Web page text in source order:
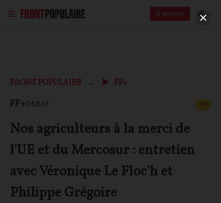
S'abonner
FRONT POPULAIRE FP+
FP+DEBAT FP
Nos agriculteurs à la merci de
l'UE et du Mercosur : entretien
avec Véronique Le Floc'h et
Philippe Grégoire